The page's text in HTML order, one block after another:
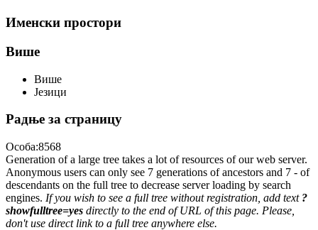
Именски простори
Више
Више
Језици
Радње за страницу
Особа:8568
Generation of a large tree takes a lot of resources of our web server.
Anonymous users can only see 7 generations of ancestors and 7 - of
descendants on the full tree to decrease server loading by search
engines. If you wish to see a full tree without registration, add text ?
showfulltree=yes directly to the end of URL of this page. Please,
don't use direct link to a full tree anywhere else.